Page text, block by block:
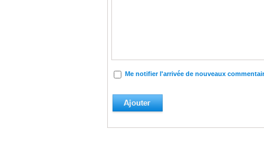
Me notifier l'arrivée de nouveaux